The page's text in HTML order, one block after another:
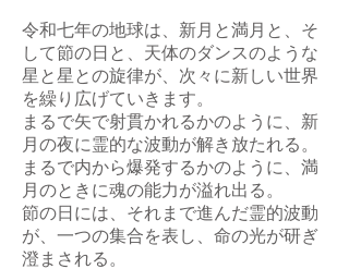
令和七年の地球は、新月と満月と、そ
して節の日と、天体のダンスのような
星と星との旋律が、次々に新しい世界
を繰り広げていきます。
まるで矢で射貫かれるかのように、新
月の夜に霊的な波動が解き放たれる。
まるで内から爆発するかのように、満
月のときに魂の能力が溢れ出る。
節の日には、それまで進んだ霊的波動
が、一つの集合を表し、命の光が研ぎ
澄まされる。